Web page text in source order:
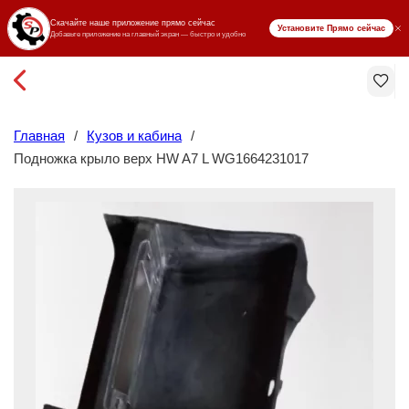
₸ KZT
Главная / Кузов и кабина /
Подножка крыло верх HW A7 L WG1664231017